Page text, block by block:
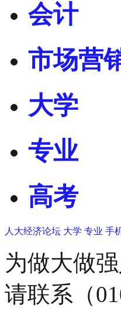
会计
市场营
大学
专业
高考
人大经济论坛 大学 专业 手
为做大做
请联系（